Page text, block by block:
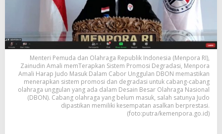
i
H
a
r
a
p
J
u
d
o
M
a
Menteri Pemuda dan Olahraga Republik Indonesia (Menpora RI),
Zainudin Amali memTerapkan Sistem Promosi Degradasi, Menpora
Amali Harap Judo Masuk Dalam Cabor Unggulan DBON memastikan
menerapkan sistem promosi dan degradasi untuk cabang-cabang
olahraga unggulan yang ada dalam Desain Besar Olahraga Nasional
(DBON). Cabang olahraga yang belum masuk, salah satunya Judo
dipastikan memiliki kesempatan asalkan berprestasi.
(foto:putra/kemenpora.go.id)